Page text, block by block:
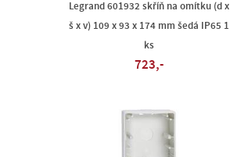
Legrand 601932 skříň na omítku (d x
š x v) 109 x 93 x 174 mm šedá IP65 1
ks
723,-